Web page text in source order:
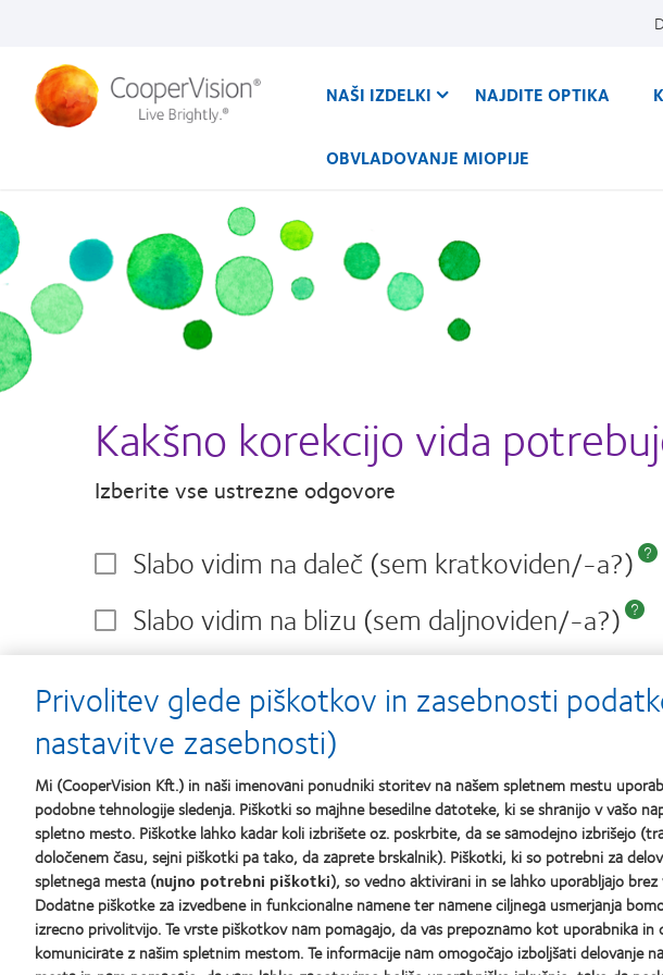
content
NAŠI IZDELKI NAJDITE OPTIKA
OBVLADOVANJE MIOPIJE
Kakšno korekcijo vida
Questions
Izberite vse ustrezne odgovore
Slabo vidim na daleč (sem kratkoviden/-a?)
Slabo vidim na blizu (sem daljnoviden/-a?) What
What
is
astigmatism?
Starejši/-a sem od 40 let in opažam težave
Nisem prepričan/-a
Za zagotovitev primernih kontaktnih leč CooperVision
Privolitev glede piškotkov in zasebnosti
nastavitve zasebnosti)
Mi (CooperVision Kft.) in naši imenovani ponudniki storitev na našem spletnem mestu
podobne tehnologije sledenja. Piškotki so majhne besedilne datoteke, ki se shranijo v vašo
spletno mesto. Piškotke lahko kadar koli izbrišete oz. poskrbite, da se samodejno izbrišejo
določenem času, sejni piškotki pa tako, da zaprete brskalnik). Piškotki, ki so potrebni za
spletnega mesta (nujno potrebni piškotki), so vedno aktivirani in se lahko uporabljajo
Dodatne piškotke za izvedbene in funkcionalne namene ter namene ciljnega usmerjanja
izrecno privolitvijo. Te vrste piškotkov nam pomagajo, da vas prepoznamo kot uporabnika in
komunicirate z našim spletnim mestom. Te informacije nam omogočajo izboljšati delovanje